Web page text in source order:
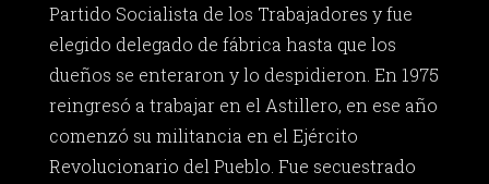
Partido Socialista de los Trabajadores y fue
elegido delegado de fábrica hasta que los
dueños se enteraron y lo despidieron. En 1975
reingresó a trabajar en el Astillero, en ese año
comenzó su militancia en el Ejército
Revolucionario del Pueblo. Fue secuestrado